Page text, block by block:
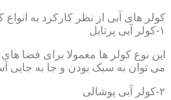
کولر های آبی از نظر کارکرد به
۱-کولر آبی پرتابل
می توان به سبک بودن و جا به جایی
۲-کولر آبی پوشالی